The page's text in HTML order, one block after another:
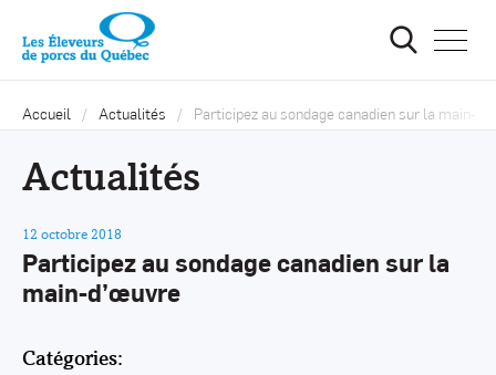
la
site
Accueil Actualités Participez au sondage canadien sur la main-
Actualités
12 octobre 2018
Participez au sondage canadien sur la
main-d’œuvre
Catégories: